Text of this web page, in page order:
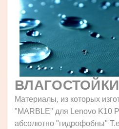
Материалы, из которых
"MARBLE" для Lenovo K10
абсолютно "гидрофобны"